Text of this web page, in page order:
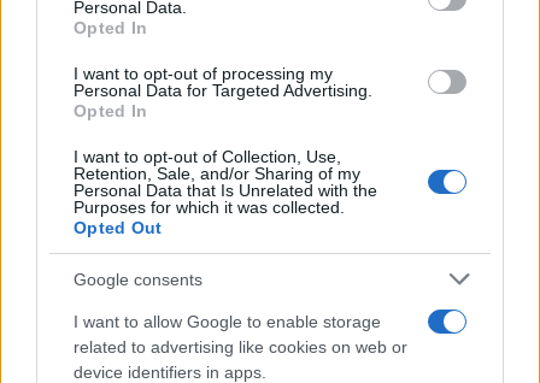
Personal Data.
Opted In
I want to opt-out of processing my
Personal Data for Targeted Advertising.
Opted In
I want to opt-out of Collection, Use,
Retention, Sale, and/or Sharing of my
Personal Data that Is Unrelated with the
Purposes for which it was collected.
Opted Out
Google consents
I want to allow Google to enable storage
related to advertising like cookies on web or
device identifiers in apps.
Νέα Υόρκη: Στα δικαστήρια ο φόρος «pied-
à-terre» του Μαμντάνι - Πλούσιοι ζητούν
πάγωμα της εφαρμογής
09.08.2026